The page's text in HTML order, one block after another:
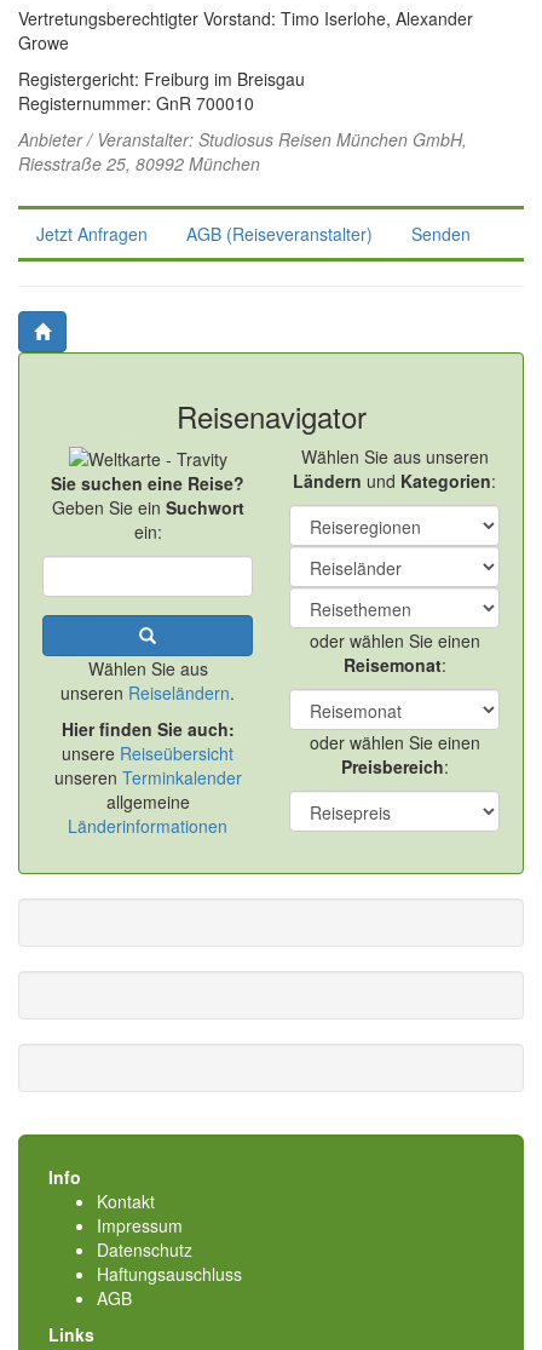
Vertretungsberechtigter Vorstand: Timo Iserlohe, Alexander
Growe
Registergericht: Freiburg im Breisgau
Registernummer: GnR 700010
Anbieter / Veranstalter: Studiosus Reisen München GmbH,
Riesstraße 25, 80992 München
Jetzt Anfragen AGB (Reiseveranstalter) Senden
Reisenavigator
Sie suchen eine Reise?
Geben Sie ein Suchwort
ein:
Wählen Sie aus
unseren Reiseländern.
Hier finden Sie auch:
unsere Reiseübersicht
unseren Terminkalender
allgemeine
Länderinformationen
Wählen Sie aus unseren
Ländern und Kategorien:
oder wählen Sie einen
Reisemonat:
oder wählen Sie einen
Preisbereich:
Info
Kontakt
Impressum
Datenschutz
Haftungsauschluss
AGB
Links